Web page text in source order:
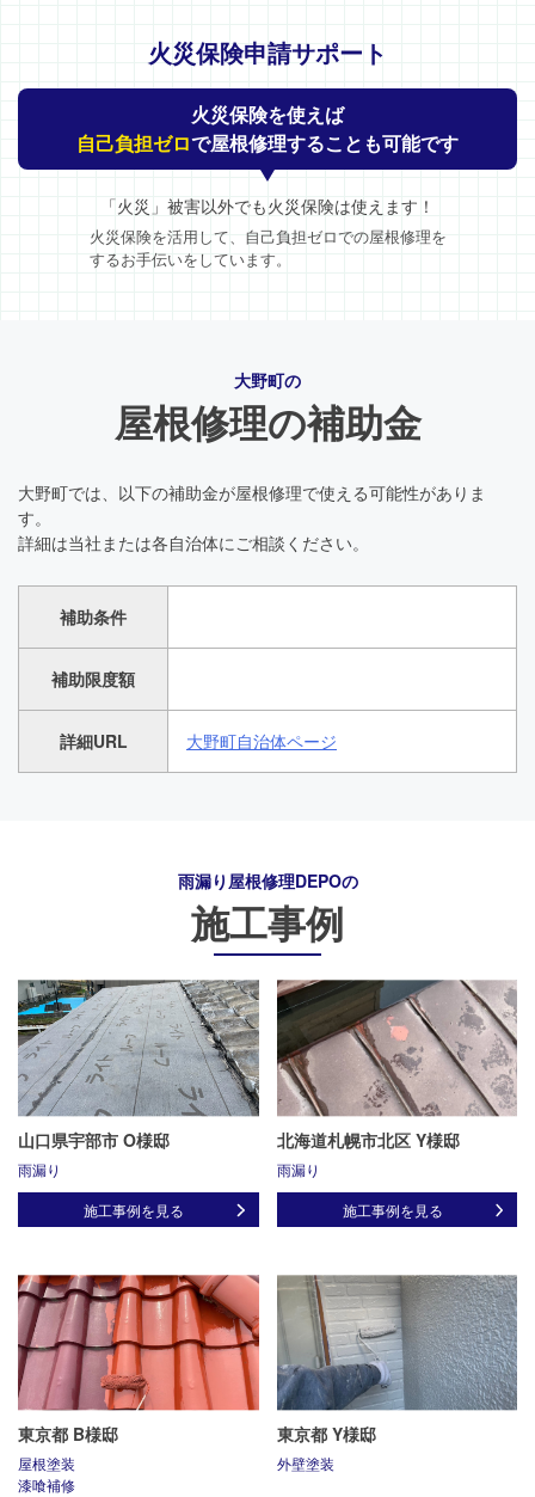
火災保険申請サポート
火災保険を使えば
自己負担ゼロで屋根修理することも可能です
「火災」被害以外でも火災保険は使えます！
火災保険を活用して、自己負担ゼロでの屋根修理を
するお手伝いをしています。
大野町の
屋根修理の補助金
大野町では、以下の補助金が屋根修理で使える可能性がありま
す。
詳細は当社または各自治体にご相談ください。
補助条件
補助限度額
詳細URL 大野町自治体ページ
雨漏り屋根修理DEPOの
施工事例
山口県宇部市 O様邸
雨漏り
施工事例を見る
北海道札幌市北区 Y様邸
雨漏り
施工事例を見る
東京都 B様邸
屋根塗装
漆喰補修
東京都 Y様邸
外壁塗装